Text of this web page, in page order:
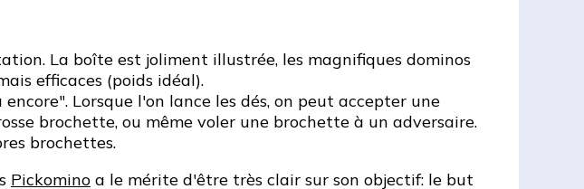
La boîte est joliment illustrée, les magnifiques dominos
efficaces (poids idéal).
Lorsque l'on lance les dés, on peut accepter une
brochette, ou même voler une brochette à un adversaire.
brochettes.
Pickomino a le mérite d'être très clair sur son objectif: le but